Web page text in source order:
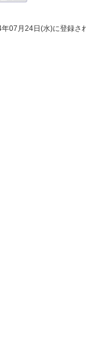
07月24日(水)に登録さ